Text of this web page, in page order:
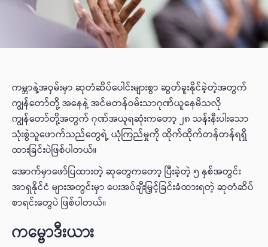
ကမ္ဘာနဲ့အဝှမ်းမှာ ဆုတံဆိပ်ပေါင်းများစွာ ဆွတ်ခူးနိုင်ခဲ့တဲ့အတွက်
ကျွန်တော်တို့ အနေနဲ့ အင်မတန်ဝမ်းသာဂုဏ်ယူနေမိသလို
ကျွန်တော်တို့အတွက် ဂုဏ်အယူရဆုံးကတော့ ၂၈ သန်းနီးပါးသော
သုံးစွဲသူဖောက်သည်တွေရဲ့ ယုံကြည်မှုကို ထိုက်ထိုက်တန်တန်ရရှိ
ထားခြင်းပဲဖြစ်ပါတယ်။
အောက်မှာဖော်ပြထားတဲ့ ဆုတွေကတော့ ပြီးခဲ့တဲ့ ၅ နှစ်အတွင်း
အာရှနိုင်ငံ များအတွင်းမှာ ပေးအပ်ချီးမြှင့်ခြင်းခံထားရတဲ့ ဆုတံဆိပ်
စာရင်းတွေပဲ ဖြစ်ပါတယ်။
ကမ္ဗောဒီးယား